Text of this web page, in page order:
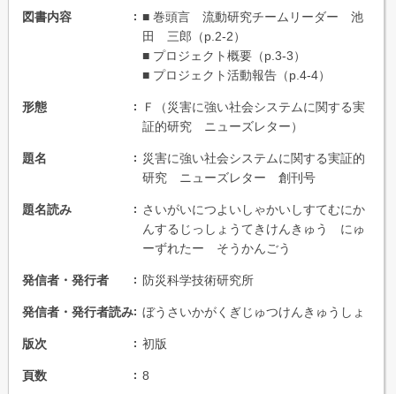
図書内容
■ 巻頭言 流動研究チームリーダー 池
田 三郎（p.2-2）
■ プロジェクト概要（p.3-3）
■ プロジェクト活動報告（p.4-4）
形態
Ｆ（災害に強い社会システムに関する実
証的研究 ニューズレター）
題名
災害に強い社会システムに関する実証的
研究 ニューズレター 創刊号
題名読み
さいがいにつよいしゃかいしすてむにか
んするじっしょうてきけんきゅう にゅ
ーずれたー そうかんごう
発信者・発行者 防災科学技術研究所
発信者・発行者読み ぼうさいかがくぎじゅつけんきゅうしょ
版次 初版
頁数 8